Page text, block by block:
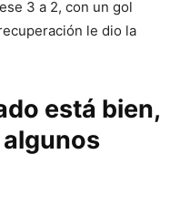
3 a 2, con un gol
le dio la
está bien,